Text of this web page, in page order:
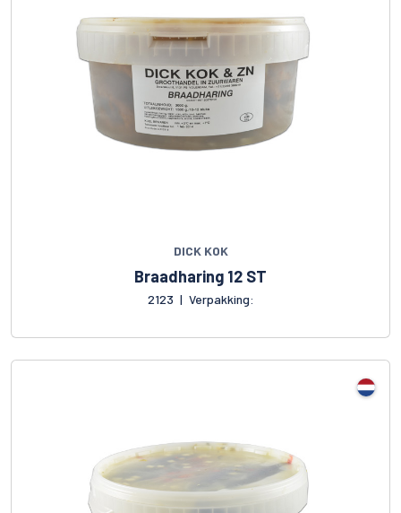
DICK KOK
Braadharing 12 ST
2123 | Verpakking: